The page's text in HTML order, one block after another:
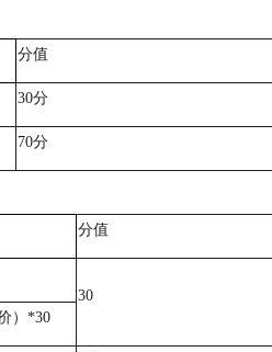
分值
30分
70分
分值
30
） *30